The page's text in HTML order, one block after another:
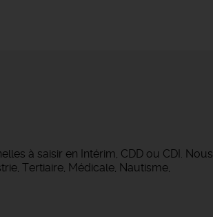
à saisir en Intérim, CDD ou CDI. Nous
Tertiaire, Médicale, Nautisme,